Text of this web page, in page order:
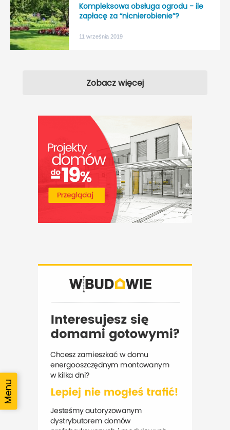
Kompleksowa obsługa ogrodu - ile
zapłacę za “nicnierobienie”?
11 września 2019
Zobacz więcej